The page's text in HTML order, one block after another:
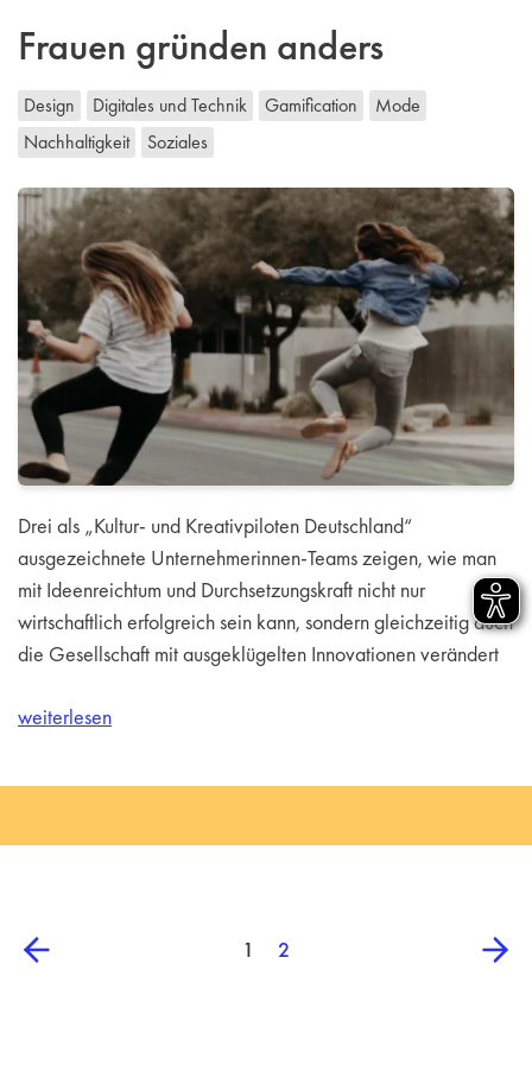
Frauen gründen anders
Design Digitales und Technik Gamification
Mode
Nachhaltigkeit
Soziales
Drei als „Kultur- und Kreativpiloten Deutschland“
ausgezeichnete Unternehmerinnen-Teams zeigen, wie man
mit Ideenreichtum und Durchsetzungskraft nicht nur
wirtschaftlich erfolgreich sein kann, sondern gleichzeitig auch
die Gesellschaft mit ausgeklügelten Innovationen verändert
weiterlesen
1 2